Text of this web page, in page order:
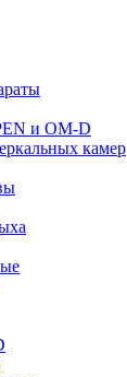
и OM-D
камер